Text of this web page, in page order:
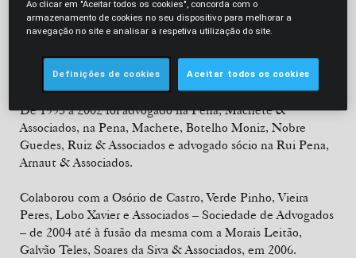
Constitucional, tendo a seu cargo a área do direito público,
nomeadamente do direito administrativo e da reforma do
contencioso administrativo. Entre 2002 e 2004, foi chefe de
gabinete da ministra da Justiça do XV Governo
Constitucional.
De 1995 a 2002 foi advogado na Pena, Machete &
Associados, na Pena, Machete, Botelho Moniz, Nobre
Guedes, Ruiz & Associados e advogado sócio na Rui Pena,
Arnaut & Associados.
Colaborou com a Osório de Castro, Verde Pinho, Vieira
Peres, Lobo Xavier e Associados – Sociedade de Advogados
– de 2004 até à fusão da mesma com a Morais Leitão,
Galvão Teles, Soares da Siva & Associados, em 2006.
Ao clicar em "Aceitar todos os cookies", concorda com o
armazenamento de cookies no seu dispositivo para melhorar a
navegação no site e analisar a respetiva utilização do site.
Definições de cookies Aceitar todos os cookies